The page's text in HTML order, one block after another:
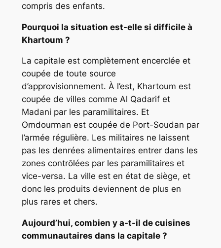
compris des enfants.
Pourquoi la situation est-elle si difficile à
Khartoum ?
La capitale est complètement encerclée et
coupée de toute source
d’approvisionnement. À l’est, Khartoum est
coupée de villes comme Al Qadarif et
Madani par les paramilitaires. Et
Omdourman est coupée de Port-Soudan par
l’armée régulière. Les militaires ne laissent
pas les denrées alimentaires entrer dans les
zones contrôlées par les paramilitaires et
vice-versa. La ville est en état de siège, et
donc les produits deviennent de plus en
plus rares et chers.
Aujourd’hui, combien y a-t-il de cuisines
communautaires dans la capitale ?